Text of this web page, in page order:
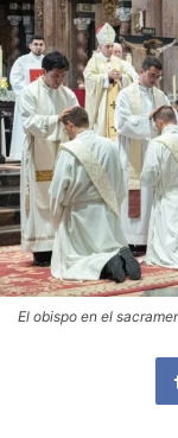
El obispo en el